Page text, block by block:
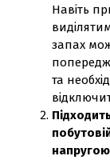
Навіть
запах
та
напругою